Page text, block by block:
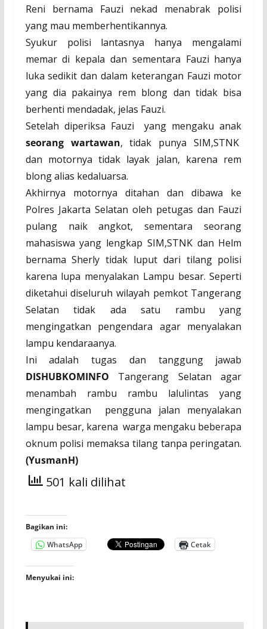
Reni bernama Fauzi nekad menabrak polisi
yang mau memberhentikannya.
Syukur polisi lantasnya hanya mengalami
memar di kepala dan sementara Fauzi hanya
luka sedikit dan dalam keterangan Fauzi motor
yang dia pakainya rem blong dan tidak bisa
berhenti mendadak, jelas Fauzi.
Setelah diperiksa Fauzi yang mengaku anak
seorang wartawan, tidak punya SIM,STNK
dan motornya tidak layak jalan, karena rem
blong alias kedaluarsa.
Akhirnya motornya ditahan dan dibawa ke
Polres Jakarta Selatan oleh petugas dan Fauzi
pulang naik angkot, sementara seorang
mahasiswa yang lengkap SIM,STNK dan Helm
bernama Sherly tidak luput dari tilang polisi
karena lupa menyalakan Lampu besar. Seperti
diketahui diseluruh wilayah pemkot Tangerang
Selatan tidak ada satu rambu yang
mengingatkan pengendara agar menyalakan
lampu kendaraanya.
Ini adalah tugas dan tanggung jawab
DISHUBKOMINFO Tangerang Selatan agar
menambah rambu rambu lalulintas yang
mengingatkan pengguna jalan menyalakan
lampu besar, karena warga mengaku beberapa
oknum polisi memaksa tilang tanpa peringatan.
(YusmanH)
501 kali dilihat
Bagikan ini:
WhatsApp
Cetak
Menyukai ini: